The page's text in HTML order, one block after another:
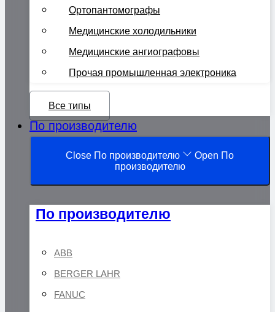
Ортопантомографы
Медицинские холодильники
Медицинские ангиографовы
Прочая промышленная электроника
Все типы
По производителю
Close По производителю
Open По
производителю
По производителю
ABB
BERGER LAHR
FANUC